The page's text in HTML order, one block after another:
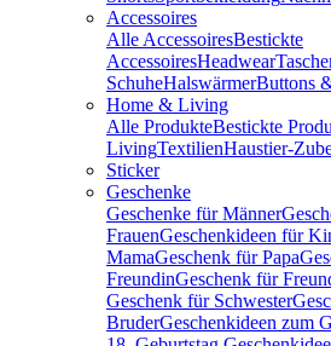
Accessoires
Alle AccessoiresBestickte
AccessoiresHeadwear
SchuheHalswärmerButtons
Home & Living
Alle ProdukteBestickte
LivingTextilienHaustier-
Sticker
Geschenke
Geschenke für Männer
FrauenGeschenkideen für
MamaGeschenk für Papa
FreundinGeschenk für
Geschenk für Schwester
BruderGeschenkideen zum